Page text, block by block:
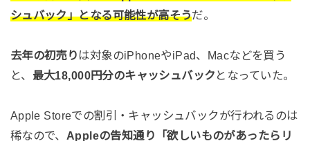
シュバック」となる可能性が高そうだ。
去年の初売り は対象のiPhoneやiPad、Macなどを買う
と、 最大18,000円分のキャッシュバック となっていた。
Apple Storeでの割引・キャッシュバックが行われるのは
稀なので、 Appleの告知通り「欲しいものがあったらリ